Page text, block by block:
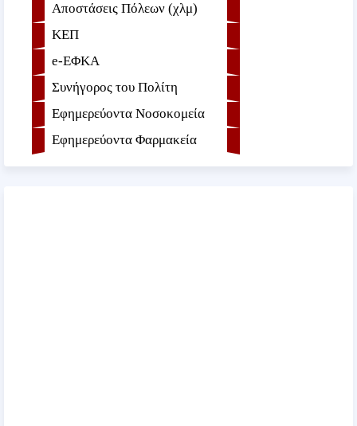
Αποστάσεις Πόλεων (χλμ)
ΚΕΠ
e-ΕΦKA
Συνήγορος του Πολίτη
Εφημερεύοντα Νοσοκομεία
Εφημερεύοντα Φαρμακεία